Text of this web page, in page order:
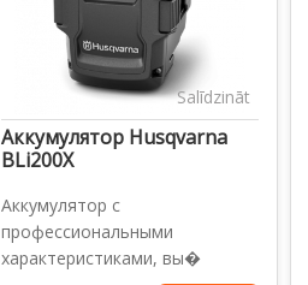
Salīdzināt
Аккумулятор Husqvarna
BLi200X
Аккумулятор с
профессиональными
характеристиками, вы�